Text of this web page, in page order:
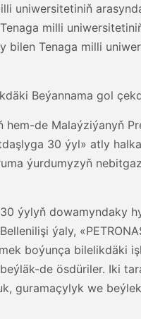
uniwersitetiniň
milli
Tenaga milli
Beýannama gol
de Malaýziýanyň
30 ýyl» atly
ýurdumyzyň
ýylyň dowamyndaky
ýaly,
boýunça bilelikdäki
de ösdüriler. Iki
guramaçylyk we